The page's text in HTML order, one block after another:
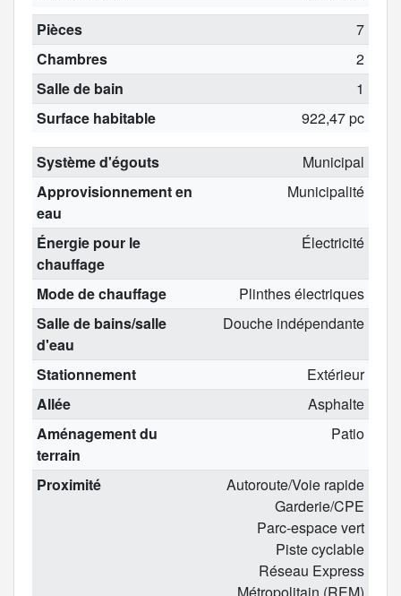
Pièces
7
Chambres
2
Salle de bain
1
Surface habitable
922,47 pc
Système d'égouts
Municipal
Approvisionnement en
eau
Municipalité
Énergie pour le
chauffage
Électricité
Mode de chauffage
Plinthes électriques
Salle de bains/salle
d'eau
Douche indépendante
Stationnement
Extérieur
Allée
Asphalte
Aménagement du
terrain
Patio
Proximité
Autoroute/Voie rapide
Garderie/CPE
Parc-espace vert
Piste cyclable
Réseau Express
Métropolitain (REM)